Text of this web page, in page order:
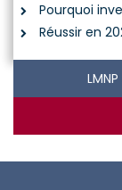
Pourquoi
Réussir en